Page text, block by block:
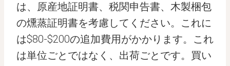
は、原産地証明書、税関申告書、木製梱包
の燻蒸証明書を考慮してください。これに
は$80-$200の追加費用がかかります。これ
は単位ごとではなく、出荷ごとです。買い